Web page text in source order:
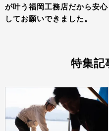
が叶う福岡工務店だから安心
してお願いできました。
特集記